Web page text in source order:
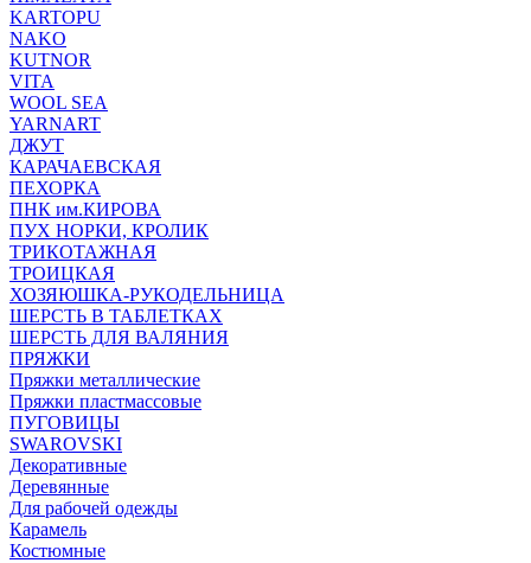
KARTOPU
NAKO
KUTNOR
VITA
WOOL SEA
YARNART
ДЖУТ
КАРАЧАЕВСКАЯ
ПЕХОРКА
ПНК им.КИРОВА
ПУХ НОРКИ, КРОЛИК
ТРИКОТАЖНАЯ
ТРОИЦКАЯ
ХОЗЯЮШКА-РУКОДЕЛЬНИЦА
ШЕРСТЬ В ТАБЛЕТКАХ
ШЕРСТЬ ДЛЯ ВАЛЯНИЯ
ПРЯЖКИ
Пряжки металлические
Пряжки пластмассовые
ПУГОВИЦЫ
SWAROVSKI
Декоративные
Деревянные
Для рабочей одежды
Карамель
Костюмные